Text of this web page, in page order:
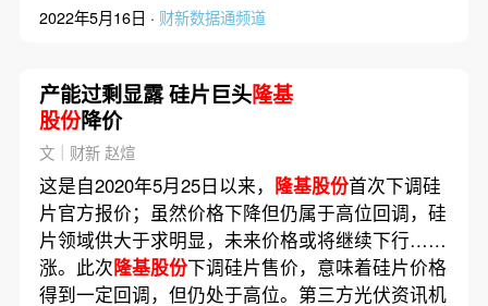
2022年5月16日 · 财新数据通频道
产能过剩显露 硅片巨头隆基
股份降价
文｜财新 赵煊
这是自2020年5月25日以来， 隆基股份首次下调硅
片官方报价；虽然价格下降但仍属于高位回调，硅
片领域供大于求明显，未来价格或将继续下行……
涨。此次隆基股份下调硅片售价，意味着硅片价格
得到一定回调，但仍处于高位。第三方光伏资讯机